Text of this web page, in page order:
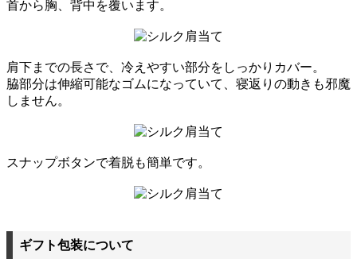
首から胸、背中を覆います。
肩下までの長さで、冷えやすい部分をしっかりカバー。
脇部分は伸縮可能なゴムになっていて、寝返りの動きも邪魔
しません。
スナップボタンで着脱も簡単です。
ギフト包装について